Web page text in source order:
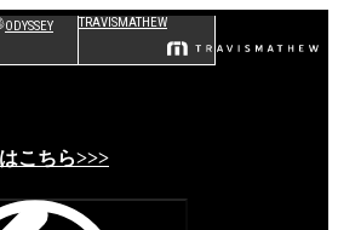
ODYSSEY TRAVISMATHEW
こちら>>>